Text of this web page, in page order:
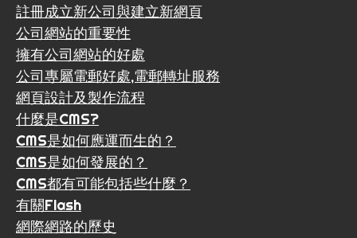
註冊成立新公司與建立新網頁
公司網站的重要性
擁有公司網站的好處
公司專屬電郵好處,電郵轉址服務
網頁設計及製作流程
什麼是CMS?
CMS是如何應運而生的？
CMS是如何發展的？
CMS都有可能包括些什麼？
有關Flash
網際網路的歷史